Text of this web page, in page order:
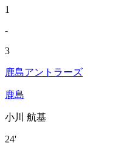
1
-
3
鹿島アントラーズ
鹿島
小川 航基
24'